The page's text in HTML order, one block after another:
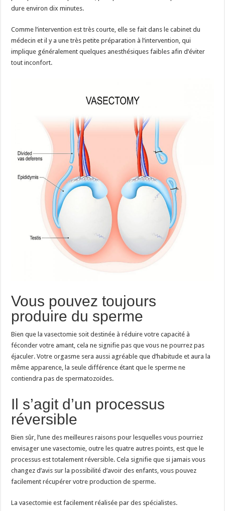
dure environ dix minutes.
Comme l’intervention est très courte, elle se fait dans le cabinet du
médecin et il y a une très petite préparation à l’intervention, qui
implique généralement quelques anesthésiques faibles afin d’éviter
tout inconfort.
Vous pouvez toujours
produire du sperme
Bien que la vasectomie soit destinée à réduire votre capacité à
féconder votre amant, cela ne signifie pas que vous ne pourrez pas
éjaculer. Votre orgasme sera aussi agréable que d’habitude et aura la
même apparence, la seule différence étant que le sperme ne
contiendra pas de spermatozoïdes.
Il s’agit d’un processus
réversible
Bien sûr, l’une des meilleures raisons pour lesquelles vous pourriez
envisager une vasectomie, outre les quatre autres points, est que le
processus est totalement réversible. Cela signifie que si jamais vous
changez d’avis sur la possibilité d’avoir des enfants, vous pouvez
facilement récupérer votre production de sperme.
La vasectomie est facilement réalisée par des spécialistes.